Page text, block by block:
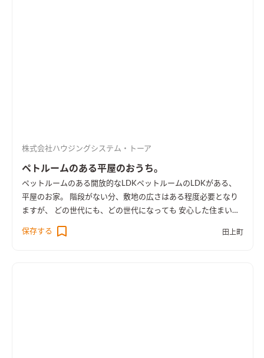
株式会社ハウジングシステム・トーア
ペトルームのある平屋のおうち。
ペットルームのある開放的なLDKペットルームのLDKがある、
平屋のお家。 階段がない分、敷地の広さはある程度必要となり
ますが、 どの世代にも、どの世代になっても 安心した住まいに
保存する
田上町